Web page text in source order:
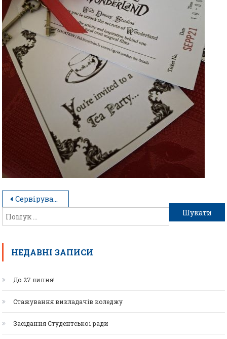
Сервірування тематичних столів
НЕДАВНІ ЗАПИСИ
До 27 липня!
Стажування викладачів коледжу
Засідання Студентської ради